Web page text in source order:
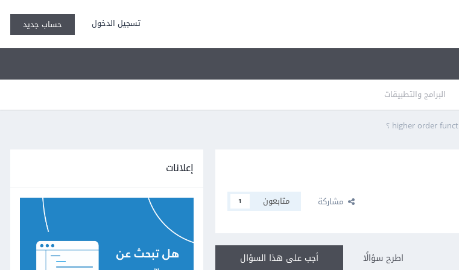
تسجيل الدخول حساب جديد
البرامج والتطبيقات
مشاركة متابعون 1
أجب على هذا السؤال اطرح سؤالًا
إعلانات